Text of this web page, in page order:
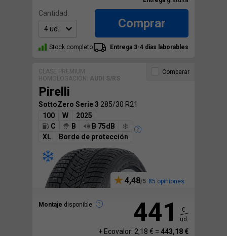
Cantidad:
Comprar
Stock completo Entrega 3-4 días laborables
CLASE PREMIUM
HOMOLOGACIÓN: AUDI S/RS
Pirelli
SottoZero Serie 3 285/30 R21
100
W
2025
C
B
B 75dB
XL
Borde de protección
4,48 85 opiniones
Montaje disponible
Comparar
441
€
ud.
+ Ecovalor: 2,18 € = 443,18 €